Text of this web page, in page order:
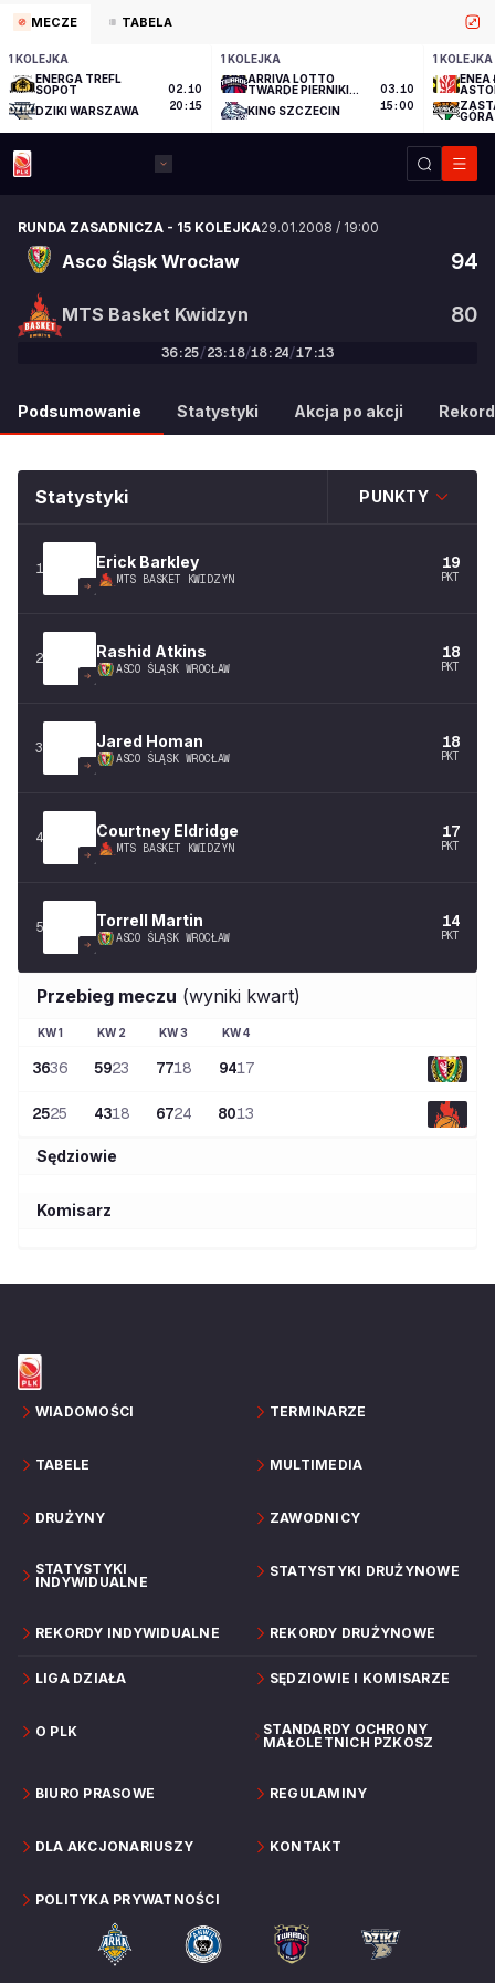
MECZE TABELA
1 KOLEJKA
ENERGA TREFL
SOPOT
DZIKI WARSZAWA
02.10
20:15
1 KOLEJKA
ARRIVA LOTTO
TWARDE PIERNIKI
KING SZCZECIN
03.10
15:00
1 KOLEJKA
ENEA
GÓRA
RUNDA ZASADNICZA - 15 KOLEJKA29.01.2008 / 19:00
Asco Śląsk Wrocław 94
80
MTS Basket Kwidzyn
36:25/23:18/18: 24/17:13
94:80
Podsumowanie Statystyki Akcja po akcji
Statystyki PUNKTY
1 Erick Barkley
MTS BASKET KWIDZYN
19
PKT
2 Rashid Atkins
ASCO ŚLĄSK WROCŁAW
18
PKT
3 Jared Homan
ASCO ŚLĄSK WROCŁAW
18
PKT
4 Courtney Eldridge
MTS BASKET KWIDZYN
17
PKT
5 Torrell Martin
ASCO ŚLĄSK WROCŁAW
14
PKT
Przebieg meczu (wyniki kwart)
KW1 KW 2 KW3 KW4
3636 5923 7718 9417
2525 4318 6724 8013
Sędziowie
Komisarz
WIADOMOŚCI TERMINARZE
TABELE MULTIMEDIA
DRUŻYNY ZAWODNICY
STATYSTYKI
INDYWIDUALNE
STATYSTYKI DRUŻYNOWE
REKORDY INDYWIDUALNE REKORDY DRUŻYNOWE
LIGA DZIAŁA SĘDZIOWIE I KOMISARZE
O PLK
STANDARDY OCHRONY
MAŁOLETNICH PZKOSZ
BIURO PRASOWE REGULAMINY
DLA AKCJONARIUSZY KONTAKT
POLITYKA PRYWATNOŚCI